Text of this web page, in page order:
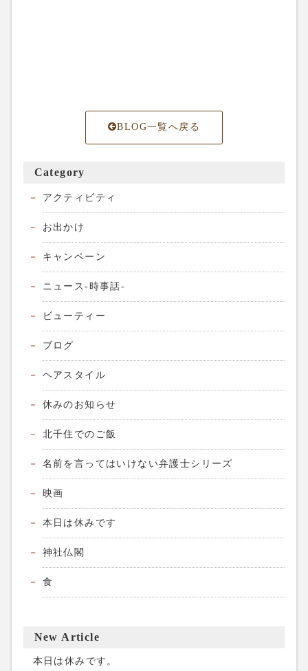
BLOG一覧へ戻る
Category
アクティビティ
お出かけ
キャンペーン
ニュース-時事話-
ビューティー
ブログ
ヘアスタイル
休みのお知らせ
北千住でのご飯
名前を言ってはいけない弁護士シリーズ
映画
本日は休みです
神社仏閣
食
New Article
本日は休みです。